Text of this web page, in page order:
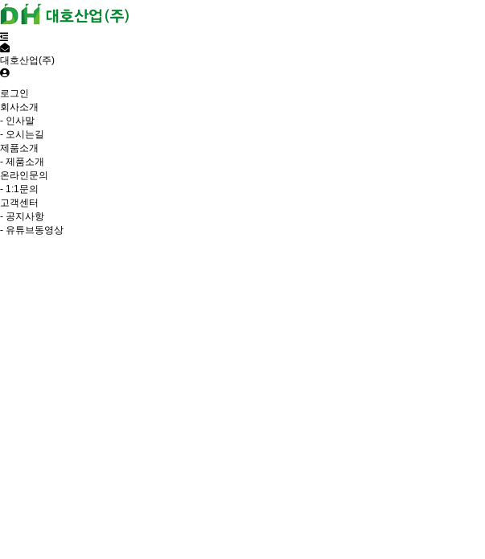
대호산업(주)
로그인
회사소개
- 인사말
- 오시는길
제품소개
- 제품소개
온라인문의
- 1:1문의
고객센터
- 공지사항
- 유튜브동영상